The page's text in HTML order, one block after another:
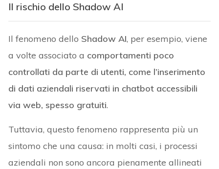
Il rischio dello Shadow AI
Il fenomeno dello Shadow AI, per esempio, viene
a volte associato a comportamenti poco
controllati da parte di utenti, come l’inserimento
di dati aziendali riservati in chatbot accessibili
via web, spesso gratuiti.
Tuttavia, questo fenomeno rappresenta più un
sintomo che una causa: in molti casi, i processi
aziendali non sono ancora pienamente allineati